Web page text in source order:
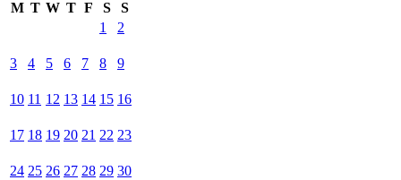
M T W T F S
S
1
2
3 4 5 6 7 8 9
10 11 12 13 14 15 16
17 18 19 20 21 22 23
24 25 26 27 28 29 30